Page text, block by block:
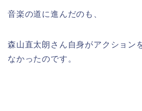
音楽の道に進んだのも、
森山直太朗さん自身がアクション
なかったのです。